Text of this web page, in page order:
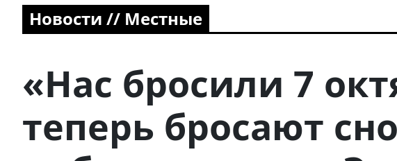
Новости // Местные
«Нас бросили 7
теперь бросают